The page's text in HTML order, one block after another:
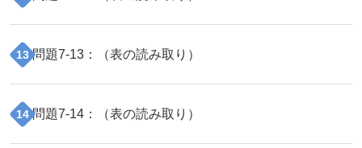
13 問題7-13 ：（表の読み取り ）
14 問題7-14 ：（表の読み取り ）